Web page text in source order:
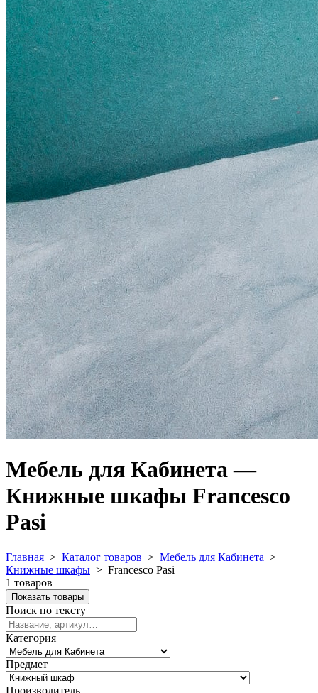
Мебель для Кабинета —
Книжные шкафы Francesco
Pasi
Главная > Каталог товаров > Мебель для Кабинета >
Книжные шкафы > Francesco Pasi
1 товаров
Показать товары
Поиск по тексту
Категория
Предмет
Производитель